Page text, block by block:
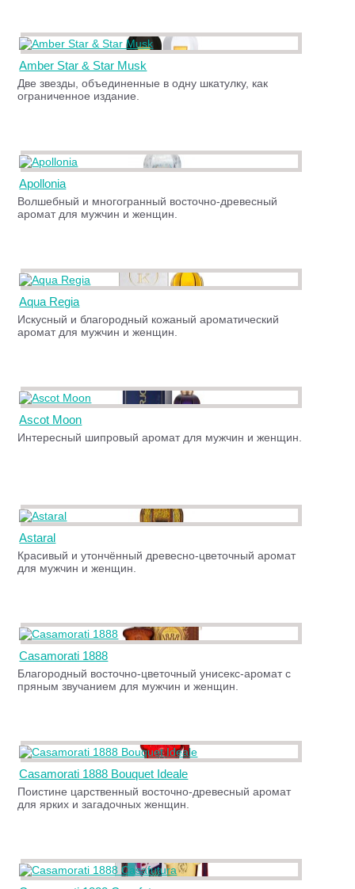
Amber Star & Star Musk
Две звезды, объединенные в одну шкатулку, как
ограниченное издание.
Apollonia
Волшебный и многогранный восточно-древесный
аромат для мужчин и женщин.
Aqua Regia
Искусный и благородный кожаный ароматический
аромат для мужчин и женщин.
Ascot Moon
Интересный шипровый аромат для мужчин и женщин.
Astaral
Красивый и утончённый древесно-цветочный аромат
для мужчин и женщин.
Casamorati 1888
Благородный восточно-цветочный унисекс-аромат с
пряным звучанием для мужчин и женщин.
Casamorati 1888 Bouquet Ideale
Поистине царственный восточно-древесный аромат
для ярких и загадочных женщин.